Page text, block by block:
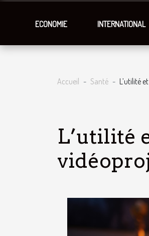
ECONOMIE INTERNATIONAL
Accueil Santé L’utilité
L’utilité